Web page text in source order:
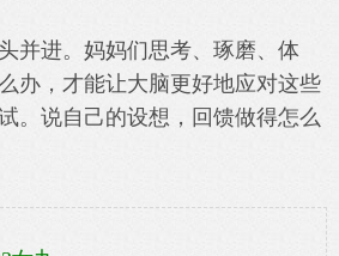
并进。妈妈们思考、琢磨、体
办，才能让大脑更好地应对这些
。说自己的设想，回馈做得怎么